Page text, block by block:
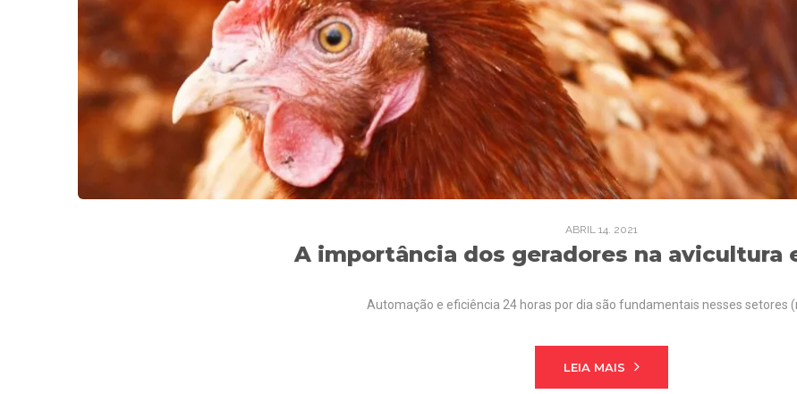
ABRIL14. 2021
A importância dos geradores na avicultura
Automação e eficiência 24 horas por dia são fundamentais nesses setores
LEIA MAIS